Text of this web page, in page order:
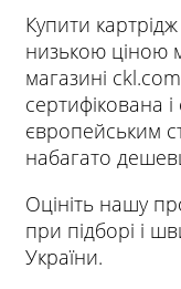
Купити
низькою ціною
магазині
сертифікована
європейським
набагато
Оцініть нашу
при підборі і
України.